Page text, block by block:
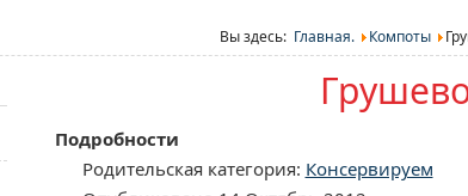
Вы здесь: Главная. Компоты
Подробности
Родительская категория: Консервируем